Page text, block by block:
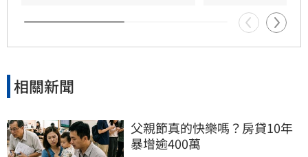
相關新聞
父親節真的快樂嗎？房貸10年
暴增逾400萬